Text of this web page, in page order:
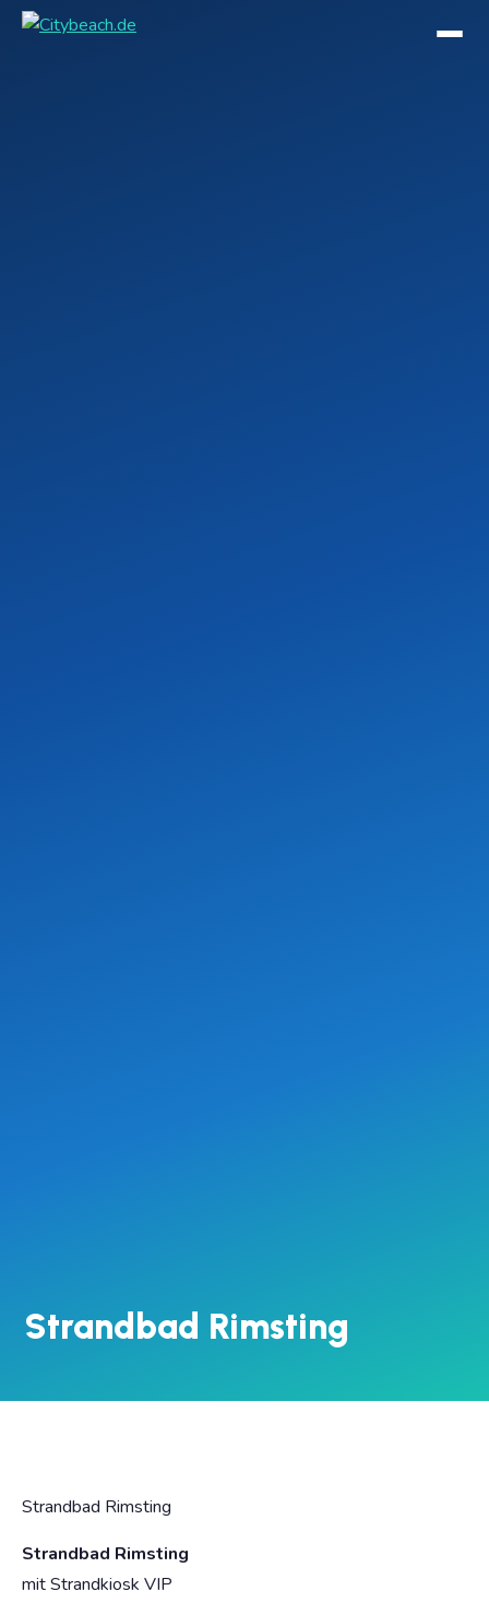
Strandbad Rimsting
Strandbad Rimsting
Strandbad Rimsting
mit Strandkiosk VIP